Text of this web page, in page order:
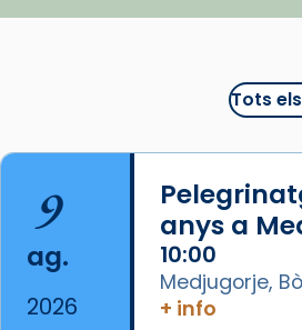
recomanacions i
@cinemaspiritcat
Imatge:
(OpenAI)
Video
View on Facebook
Arquebisbat
Tots
9
ag.
2026
anys a
10:00
Medjugorje,
+ info